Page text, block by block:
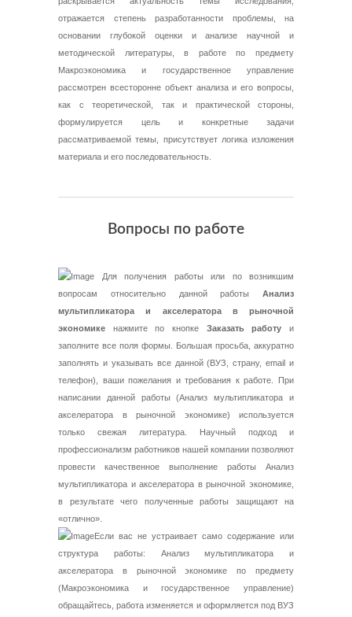
отражается степень разработанности проблемы, на
основании глубокой оценки и анализе научной и
методической литературы, в работе по предмету
Макроэкономика и государственное управление
рассмотрен всесторонне объект анализа и его вопросы,
как с теоретической, так и практической стороны,
формулируется цель и конкретные задачи
рассматриваемой темы, присутствует логика изложения
материала и его последовательность.
Вопросы по работе
Для получения работы или по возникшим
вопросам относительно данной работы Анализ
мультипликатора и акселератора в рыночной
экономике нажмите по кнопке Заказать работу и
заполните все поля формы. Большая просьба, аккуратно
заполнять и указывать все данной (ВУЗ, страну, email и
телефон), ваши пожелания и требования к работе. При
написании данной работы (Анализ мультипликатора и
акселератора в рыночной экономике) используется
только свежая литература. Научный подход и
профессионализм работников нашей компании позволяют
провести качественное выполнение работы Анализ
мультипликатора и акселератора в рыночной экономике,
в результате чего полученные работы защищают на
«отлично».
Если вас не устраивает само содержание или
структура работы: Анализ мультипликатора и
акселератора в рыночной экономике по предмету
(Макроэкономика и государственное управление)
обращайтесь, работа изменяется и оформляется под ВУЗ